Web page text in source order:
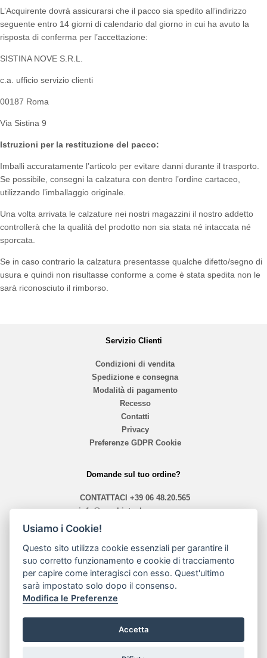
L’Acquirente dovrà assicurarsi che il pacco sia spedito all’indirizzo
seguente entro 14 giorni di calendario dal giorno in cui ha avuto la
risposta di conferma per l’accettazione:
SISTINA NOVE S.R.L.
c.a. ufficio servizio clienti
00187 Roma
Via Sistina 9
Istruzioni per la restituzione del pacco:
Imballi accuratamente l’articolo per evitare danni durante il trasporto.
Se possibile, consegni la calzatura con dentro l’ordine cartaceo,
utilizzando l’imballaggio originale.
Una volta arrivata le calzature nei nostri magazzini il nostro addetto
controllerà che la qualità del prodotto non sia stata né intaccata né
sporcata.
Se in caso contrario la calzatura presentasse qualche difetto/segno di
usura e quindi non risultasse conforme a come è stata spedita non le
sarà riconosciuto il rimborso.
Servizio Clienti
Condizioni di vendita
Spedizione e consegna
Modalità di pagamento
Recesso
Contatti
Privacy
Preferenze GDPR Cookie
Domande sul tuo ordine?
CONTATTACI +39 06 48.20.565
info@mephistoshoproma.com
orari 10,40 - 13,30 / 14,00 - 19,30
Modalità di pagamento
Usiamo i Cookie!
Questo sito utilizza cookie essenziali per garantire il
suo corretto funzionamento e cookie di tracciamento
per capire come interagisci con esso. Quest'ultimo
sarà impostato solo dopo il consenso.
Modifica le Preferenze
Accetta